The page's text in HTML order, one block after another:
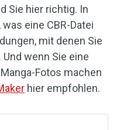
Sie hier richtig. In
eine CBR-Datei
mit denen Sie
wenn Sie eine
Fotos machen
hier empfohlen.